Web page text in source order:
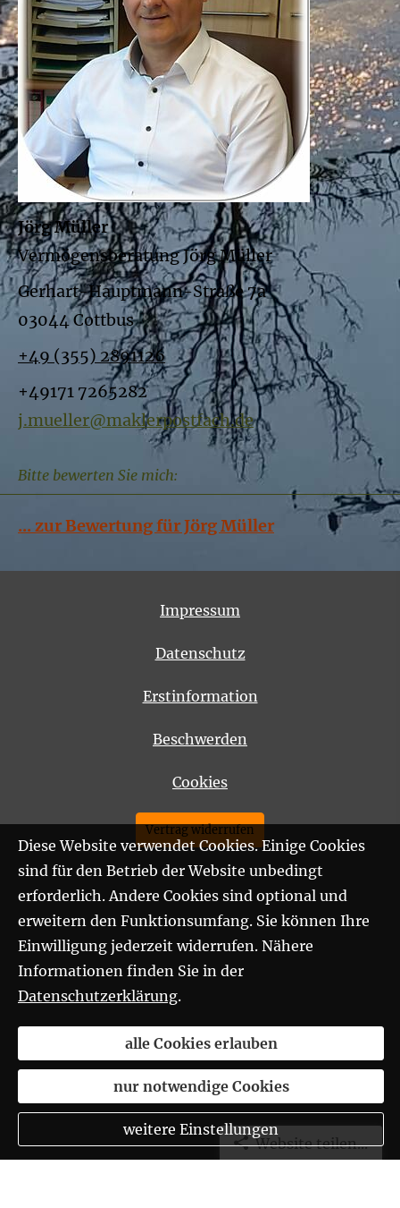
Jörg Müller
Vermögensberatung Jörg Müller
Gerhart-Hauptmann-Straße 7a
03044 Cottbus
+49 (355) 2891126
+49171 7265282
j.mueller@maklerpostfach.de
Bitte bewerten Sie mich:
... zur Bewertung für Jörg Müller
Impressum
Datenschutz
Erstinformation
Beschwerden
Cookies
Vertrag widerrufen
Diese Website verwendet Cookies. Einige Cookies
sind für den Betrieb der Website unbedingt
erforderlich. Andere Cookies sind optional und
erweitern den Funktionsumfang. Sie können Ihre
Einwilligung jederzeit widerrufen. Nähere
Informationen finden Sie in der
Datenschutzerklärung.
alle Cookies erlauben
nur notwendige Cookies
weitere Einstellungen
Website teilen...